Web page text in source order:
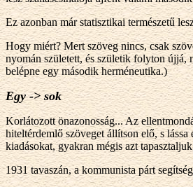
Ez azonban már statisztikai természetű
Hogy miért? Mert szöveg nincs, csak
nyomán született, és születik folyton újjá,
belépne egy második herméneutika.)
Egy -> sok
Korlátozott önazonosság... Az
hiteltérdemlő szöveget állítson elő, s
kiadásokat, gyakran mégis azt
1931 tavaszán, a kommunista párt